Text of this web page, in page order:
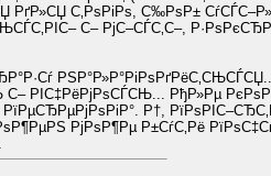
РґР»СЏ С‚РѕРіРѕ, С‰РѕР±
С– РјС–СЃС‚С–,
РЅР°Р»Р°РіРѕРґРёС‚СЊСЃСЏ...
С– РІС‡РёРјРѕСЃСЊ... РђР»Рµ
Р†,
РјРѕР¶Рµ Р±СѓС‚Рё